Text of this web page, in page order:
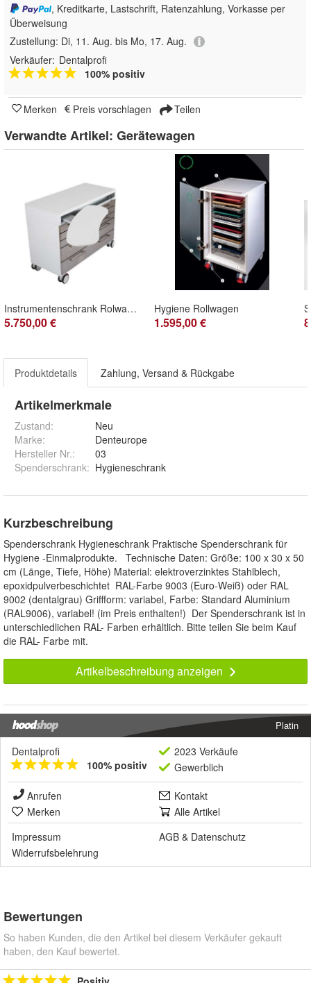
, Kreditkarte, Lastschrift, Ratenzahlung, Vorkasse per
Überweisung
Zustellung: Di, 11. Aug. bis Mo, 17. Aug.
Verkäufer: Dentalprofi
100% positiv
Merken Preis vorschlagen Teilen
Verwandte Artikel: Gerätewagen
Instrumentenschrank Rolwagen Beistellwagen Zahnarzt Tierarzt Arzt
5.750,00 €
Hygiene Rollwagen
1.595,00 €
Produktdetails Zahlung, Versand & Rückgabe
Artikelmerkmale
Zustand:
Neu
Marke:
Denteurope
Hersteller Nr.:
03
Spenderschrank: Hygieneschrank
Kurzbeschreibung
Spenderschrank Hygieneschrank Praktische Spenderschrank für
Hygiene -Einmalprodukte. Technische Daten: Größe: 100 x 30 x 50
cm (Länge, Tiefe, Höhe) Material: elektroverzinktes Stahlblech,
epoxidpulverbeschichtet RAL-Farbe 9003 (Euro-Weiß) oder RAL
9002 (dentalgrau) Griffform: variabel, Farbe: Standard Aluminium
(RAL9006), variabel! (im Preis enthalten!) Der Spenderschrank ist in
unterschiedlichen RAL- Farben erhältlich. Bitte teilen Sie beim Kauf
die RAL- Farbe mit.
Artikelbeschreibung anzeigen
Platin
Dentalprofi
100% positiv
2023 Verkäufe
Gewerblich
Anrufen
Kontakt
Merken
Alle Artikel
Impressum
AGB & Datenschutz
Widerrufsbelehrung
Bewertungen
So haben Kunden, die den Artikel bei diesem Verkäufer gekauft
haben, den Kauf bewertet.